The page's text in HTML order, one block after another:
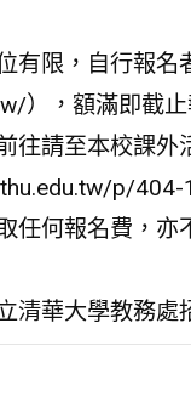
有限，自行報
），額滿即截止
往請至本校課
p/
任何報名費，
清華大學教務